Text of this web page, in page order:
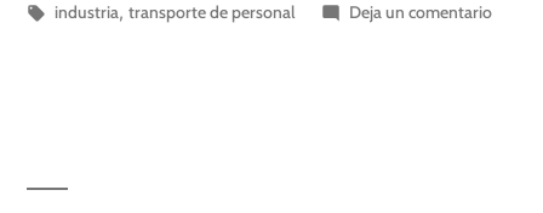
industria,transporte de personal Deja un comentario